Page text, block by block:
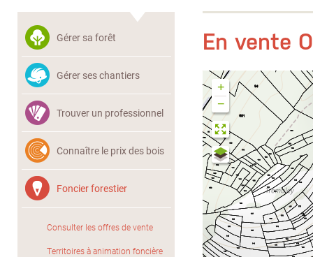
Gérer sa forêt
Gérer ses chantiers
Trouver un professionnel
Connaître le prix des bois
Foncier forestier
Consulter les offres de vente
Territoires à animation foncière
En vente
+
−